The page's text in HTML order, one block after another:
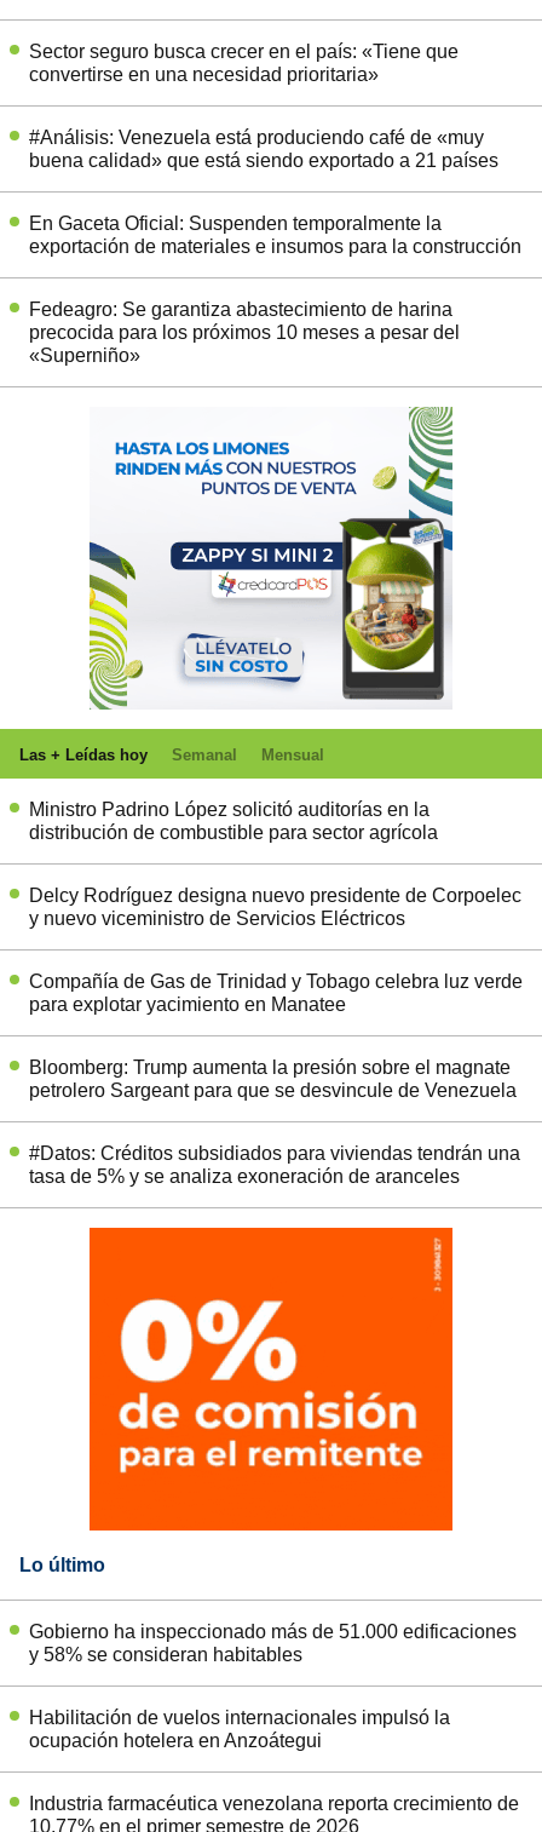
Sector seguro busca crecer en el país: «Tiene que
convertirse en una necesidad prioritaria»
#Análisis: Venezuela está produciendo café de «muy
buena calidad» que está siendo exportado a 21 países
En Gaceta Oficial: Suspenden temporalmente la
exportación de materiales e insumos para la construcción
Fedeagro: Se garantiza abastecimiento de harina
precocida para los próximos 10 meses a pesar del
«Superniño»
Las + Leídas hoy Semanal Mensual
Ministro Padrino López solicitó auditorías en la
distribución de combustible para sector agrícola
Delcy Rodríguez designa nuevo presidente de Corpoelec
y nuevo viceministro de Servicios Eléctricos
Compañía de Gas de Trinidad y Tobago celebra luz verde
para explotar yacimiento en Manatee
Bloomberg: Trump aumenta la presión sobre el magnate
petrolero Sargeant para que se desvincule de Venezuela
#Datos: Créditos subsidiados para viviendas tendrán una
tasa de 5% y se analiza exoneración de aranceles
Lo último
Gobierno ha inspeccionado más de 51.000 edificaciones
y 58% se consideran habitables
Habilitación de vuelos internacionales impulsó la
ocupación hotelera en Anzoátegui
Industria farmacéutica venezolana reporta crecimiento de
10,77% en el primer semestre de 2026